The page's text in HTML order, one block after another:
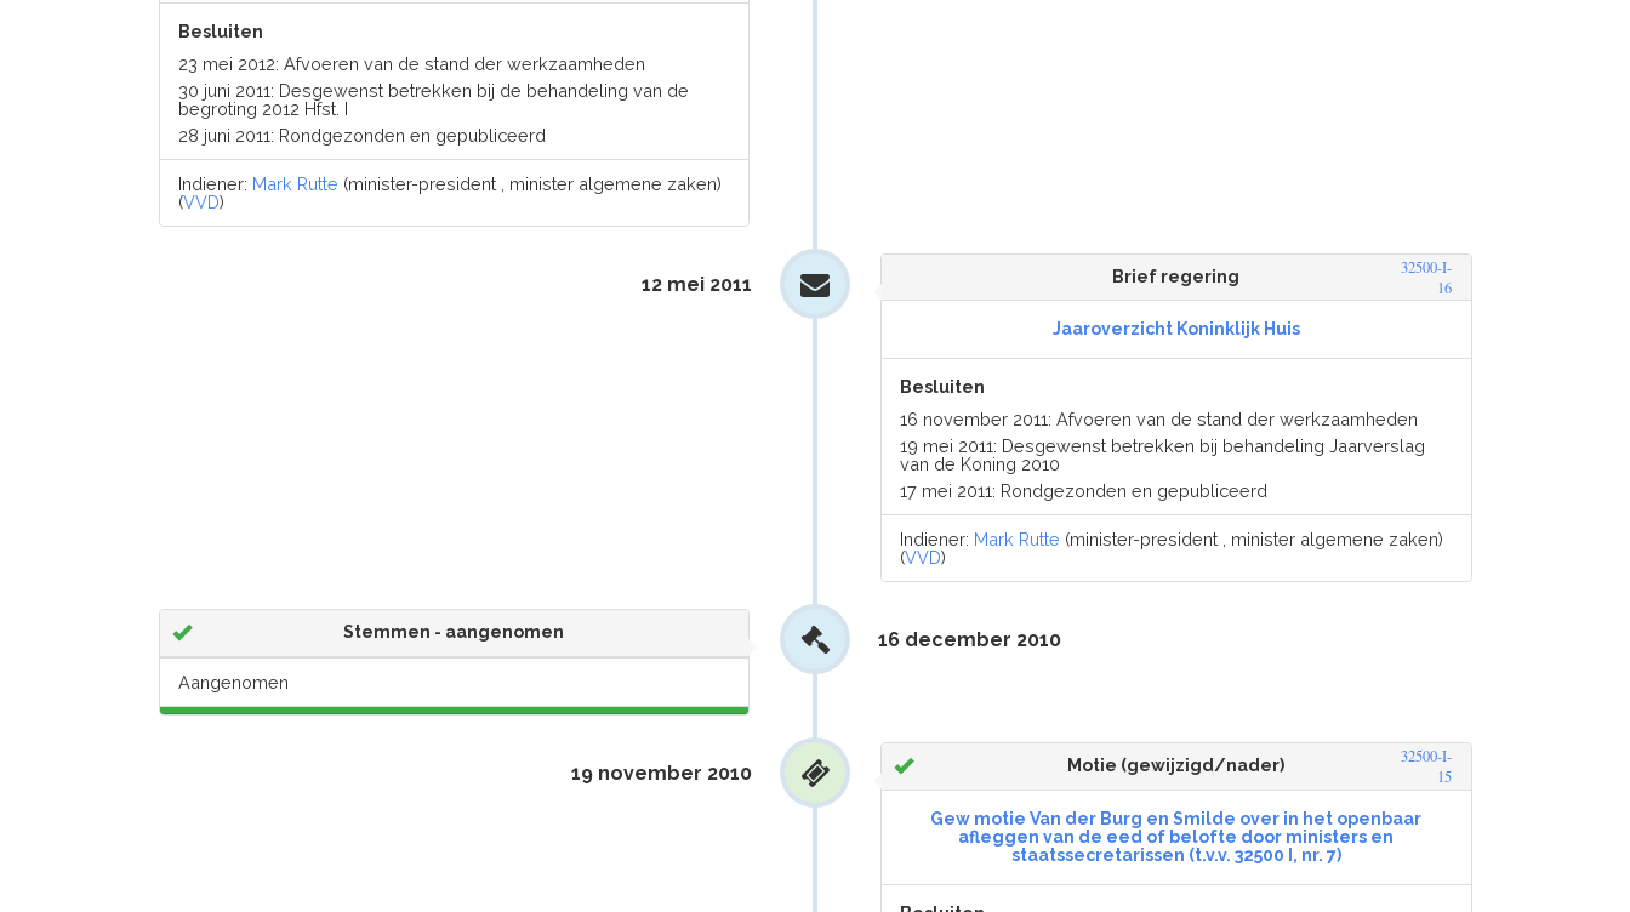
Besluiten
23 mei 2012: Afvoeren van de stand der werkzaamheden
30 juni 2011: Desgewenst betrekken bij de behandeling van de
begroting 2012 Hfst. I
28 juni 2011: Rondgezonden en gepubliceerd
Indiener: Mark Rutte (minister-president , minister algemene zaken)
(VVD)
Brief regering
32500-I-
16
Jaaroverzicht Koninklijk Huis
Besluiten
16 november 2011: Afvoeren van de stand der werkzaamheden
19 mei 2011: Desgewenst betrekken bij behandeling Jaarverslag
van de Koning 2010
17 mei 2011: Rondgezonden en gepubliceerd
Indiener: Mark Rutte (minister-president , minister algemene zaken)
(VVD)
12 mei 2011
Stemmen - aangenomen
Aangenomen
16 december 2010
Motie (gewijzigd/nader)
32500-I-
15
Gew motie Van der Burg en Smilde over in het openbaar
afleggen van de eed of belofte door ministers en
staatssecretarissen (t.v.v. 32500 I, nr. 7)
19 november 2010